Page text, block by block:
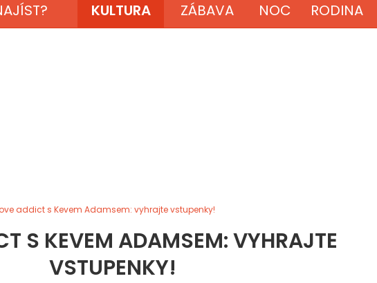
KULTURA ZÁBAVA NOC RODINA
addict s Kevem Adamsem: vyhrajte vstupenky!
S KEVEM ADAMSEM: VYHRAJTE
VSTUPENKY!